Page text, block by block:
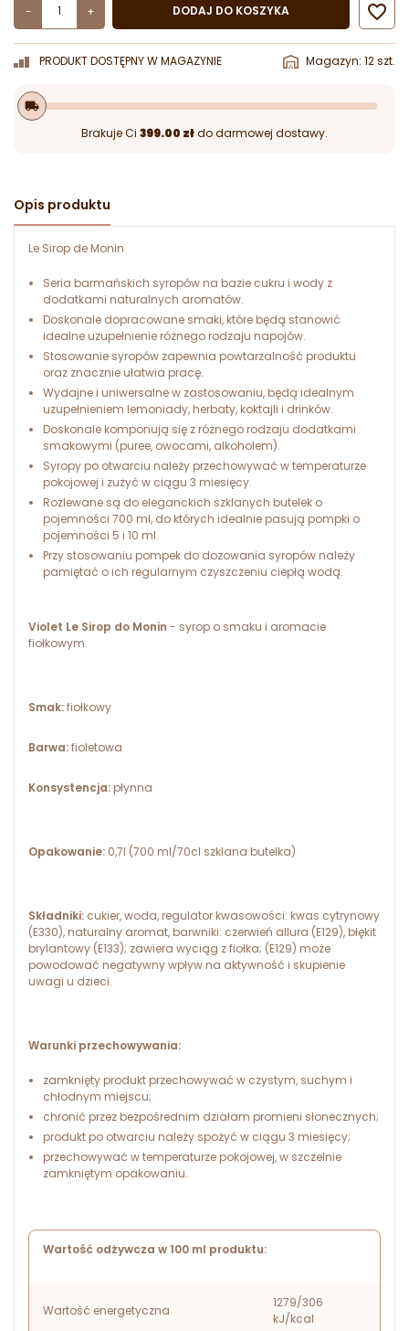
- + DODAJ DO KOSZYKA 
PRODUKT DOSTĘPNY W MAGAZYNIE Magazyn: 12 szt.
local_shipping
Brakuje Ci 399.00 złdo darmowej dostawy.
Opis produktu
Le Sirop de Monin
Seria barmańskich syropów na bazie cukru i wody z
dodatkami naturalnych aromatów.
Doskonale dopracowane smaki, które będą stanowić
idealne uzupełnienie różnego rodzaju napojów.
Stosowanie syropów zapewnia powtarzalność produktu
oraz znacznie ułatwia pracę.
Wydajne i uniwersalne w zastosowaniu, będą idealnym
uzupełnieniem lemoniady, herbaty, koktajli i drinków.
Doskonale komponują się z różnego rodzaju dodatkami
smakowymi (puree, owocami, alkoholem).
Syropy po otwarciu należy przechowywać w temperaturze
pokojowej i zużyć w ciągu 3 miesięcy.
Rozlewane są do eleganckich szklanych butelek o
pojemności 700 ml, do których idealnie pasują pompki o
pojemności 5 i 10 ml.
Przy stosowaniu pompek do dozowania syropów należy
pamiętać o ich regularnym czyszczeniu ciepłą wodą.
Violet Le Sirop do Monin - syrop o smaku i aromacie
fiołkowym.
Smak:fiołkowy
Barwa:fioletowa
Konsystencja: płynna
Opakowanie: 0,7l (700 ml/70cl szklana butelka)
Składniki: cukier, woda, regulator kwasowości: kwas cytrynowy
(E330), naturalny aromat, barwniki: czerwień allura (E129), błękit
brylantowy (E133); zawiera wyciąg z fiołka; (E129) może
powodować negatywny wpływ na aktywność i skupienie
uwagi u dzieci.
Warunki przechowywania:
zamknięty produkt przechowywać w czystym, suchym i
chłodnym miejscu;
chronić przez bezpośrednim działam promieni słonecznych;
produkt po otwarciu należy spożyć w ciągu 3 miesięcy;
przechowywać w temperaturze pokojowej, w szczelnie
zamkniętym opakowaniu.
Wartość odżywcza w 100 ml produktu:
Wartość energetyczna
1279/306
kJ/kcal